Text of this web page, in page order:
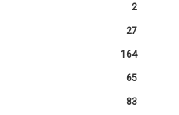
2
27
164
65
83